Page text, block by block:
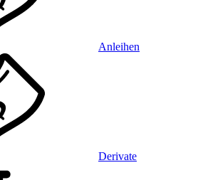
Anleihen
Derivate